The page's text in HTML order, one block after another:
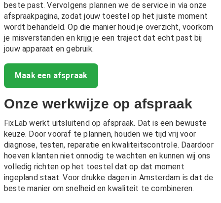
beste past. Vervolgens plannen we de service in via onze
afspraakpagina, zodat jouw toestel op het juiste moment
wordt behandeld. Op die manier houd je overzicht, voorkom
je misverstanden en krijg je een traject dat echt past bij
jouw apparaat en gebruik.
Maak een afspraak
Onze werkwijze op afspraak
FixLab werkt uitsluitend op afspraak. Dat is een bewuste
keuze. Door vooraf te plannen, houden we tijd vrij voor
diagnose, testen, reparatie en kwaliteitscontrole. Daardoor
hoeven klanten niet onnodig te wachten en kunnen wij ons
volledig richten op het toestel dat op dat moment
ingepland staat. Voor drukke dagen in Amsterdam is dat de
beste manier om snelheid en kwaliteit te combineren.